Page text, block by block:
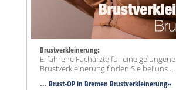
Brustverkleinerung:
Erfahrene Fachärzte für eine gelungene
Brustverkleinerung finden Sie bei uns ...
... Brust-OP in Bremen Brustverkleinerung»